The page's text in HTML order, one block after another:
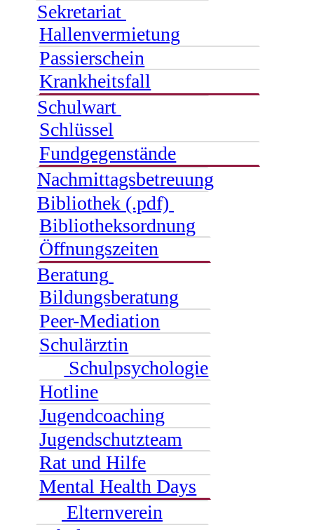
Sekretariat
Hallenvermietung
Passierschein
Krankheitsfall
Schulwart
Schlüssel
Fundgegenstände
Nachmittagsbetreuung
Bibliothek (.pdf)
Bibliotheksordnung
Öffnungszeiten
Beratung
Bildungsberatung
Peer-Mediation
Schulärztin
Schulpsychologie
Hotline
Jugendcoaching
Jugendschutzteam
Rat und Hilfe
Mental Health Days
Elternverein